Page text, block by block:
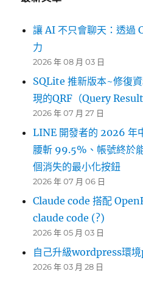
讓 AI 不只會聊天：透過
力
2026 年 08 月 03 日
SQLite 推新版本~修復
現的QRF（Query
2026 年 07 月 27 日
LINE 開發者的 2026 年
腰斬 99.5%、帳號終於
個消失的最小化按鈕
2026 年 07 月 06 日
Claude code 搭配
claude code (?)
2026 年 05 月 03 日
自己升級wordpress環
2026 年 03 月 28 日